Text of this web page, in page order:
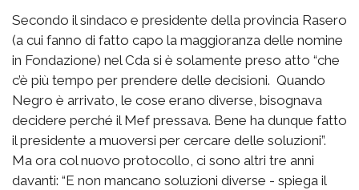
Secondo il sindaco e presidente della provincia Rasero
(a cui fanno di fatto capo la maggioranza delle nomine
in Fondazione) nel Cda si è solamente preso atto “che
c’è più tempo per prendere delle decisioni. Quando
Negro è arrivato, le cose erano diverse, bisognava
decidere perché il Mef pressava. Bene ha dunque fatto
il presidente a muoversi per cercare delle soluzioni”.
Ma ora col nuovo protocollo, ci sono altri tre anni
davanti: “E non mancano soluzioni diverse - spiega il